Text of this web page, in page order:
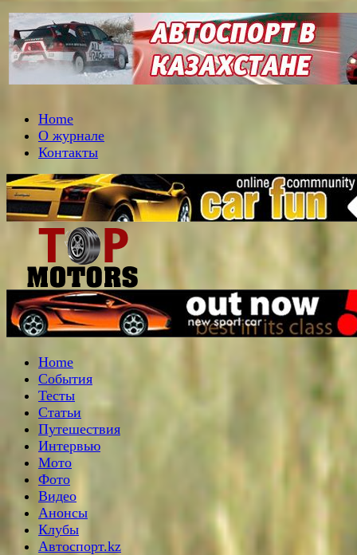
Home
О журнале
Контакты
Home
События
Тесты
Статьи
Путешествия
Интервью
Мото
Фото
Видео
Анонсы
Клубы
Автоспорт.kz